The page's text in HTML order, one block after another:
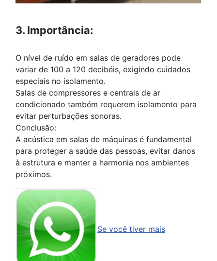
3. Importância:
O nível de ruído em salas de geradores pode
variar de 100 a 120 decibéis, exigindo cuidados
especiais no isolamento.
Salas de compressores e centrais de ar
condicionado também requerem isolamento para
evitar perturbações sonoras.
Conclusão:
A acústica em salas de máquinas é fundamental
para proteger a saúde das pessoas, evitar danos
à estrutura e manter a harmonia nos ambientes
próximos.
Se você tiver mais